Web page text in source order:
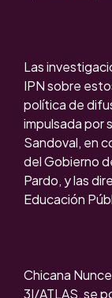
Las
IPN sobre
política de
impulsada por
Sandoval, en
del Gobierno
Pardo, y las
Educación
Chicana
3I/ATLAS, se